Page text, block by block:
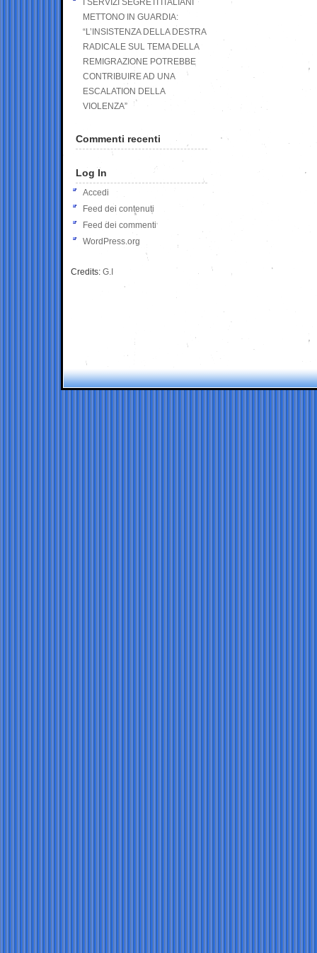
I SERVIZI SEGRETI ITALIANI
METTONO IN GUARDIA:
“L’INSISTENZA DELLA DESTRA
RADICALE SUL TEMA DELLA
REMIGRAZIONE POTREBBE
CONTRIBUIRE AD UNA
ESCALATION DELLA
VIOLENZA”
Commenti recenti
Log In
Accedi
Feed dei contenuti
Feed dei commenti
WordPress.org
Credits: G.I